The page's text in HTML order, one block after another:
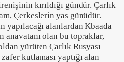
kırıldığı gündür. Çarlık
Çerkeslerin yas günüdür.
yapılacağı alanlardan Kbaada
anavatanı olan bu topraklar,
yürüten Çarlık Rusyası
kutlaması yaptığı alan